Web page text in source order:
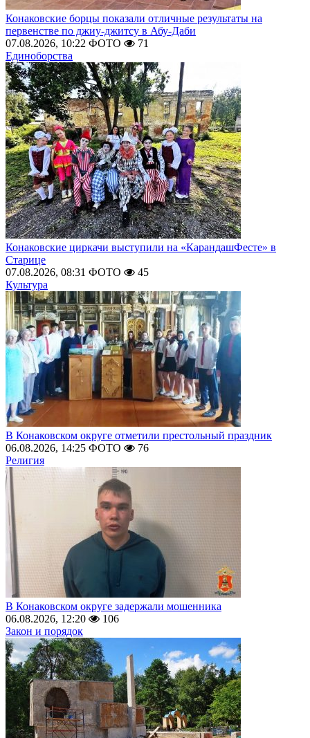
Конаковские борцы показали отличные результаты на
первенстве по джиу-джитсу в Абу-Даби
07.08.2026, 10:22 ФОТО
71
Единоборства
Конаковские циркачи выступили на «КарандашФесте» в
Старице
07.08.2026, 08:31 ФОТО
45
Культура
В Конаковском округе отметили престольный праздник
06.08.2026, 14:25 ФОТО
76
Религия
В Конаковском округе задержали мошенника
06.08.2026, 12:20
106
Закон и порядок